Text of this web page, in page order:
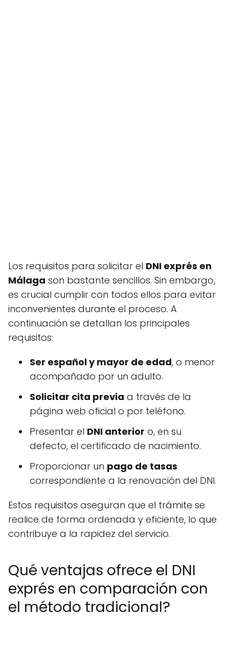
Los requisitos para solicitar el DNI exprés en
Málaga son bastante sencillos. Sin embargo,
es crucial cumplir con todos ellos para evitar
inconvenientes durante el proceso. A
continuación se detallan los principales
requisitos:
Ser español y mayor de edad, o menor
acompañado por un adulto.
Solicitar cita previa a través de la
página web oficial o por teléfono.
Presentar el DNI anterior o, en su
defecto, el certificado de nacimiento.
Proporcionar un pago de tasas
correspondiente a la renovación del DNI.
Estos requisitos aseguran que el trámite se
realice de forma ordenada y eficiente, lo que
contribuye a la rapidez del servicio.
Qué ventajas ofrece el DNI
exprés en comparación con
el método tradicional?